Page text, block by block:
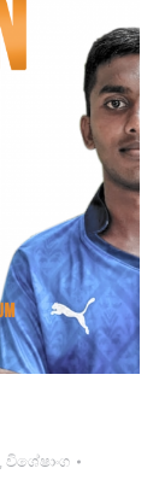
විශේෂාංග